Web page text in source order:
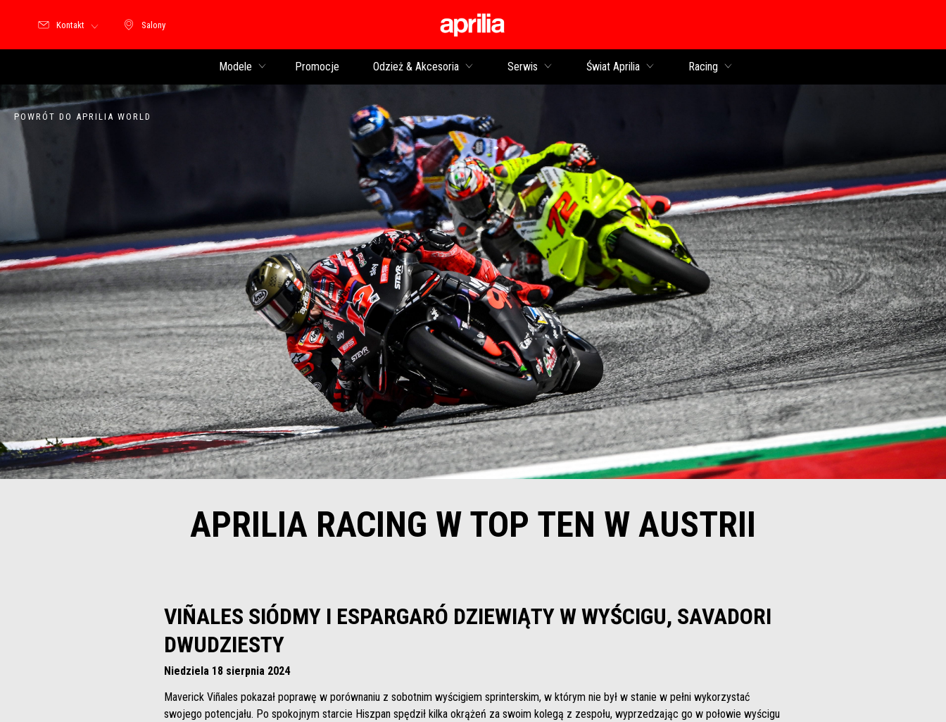
Salony
Salony
Kontakt
Modele Promocje Odzież & Akcesoria Serwis Świat Aprilia Racing
POWRÓT DO APRILIA WORLD
APRILIA RACING W TOP TEN W AUSTRII
VIÑALES SIÓDMY I ESPARGARÓ DZIEWIĄTY W WYŚCIGU, SAVADORI
DWUDZIESTY
Niedziela 18 sierpnia 2024
Maverick Viñales pokazał poprawę w porównaniu z sobotnim wyścigiem sprinterskim, w którym nie był w stanie w pełni wykorzystać
swojego potencjału. Po spokojnym starcie Hiszpan spędził kilka okrążeń za swoim kolegą z zespołu, wyprzedzając go w połowie wyścigu